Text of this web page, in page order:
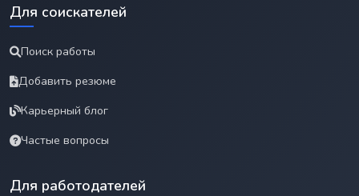
Для соискателей
Поиск работы
Добавить резюме
Карьерный блог
Частые вопросы
Для работодателей